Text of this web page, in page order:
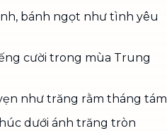
bánh ngọt như tình yêu
cười trong mùa Trung
như trăng rằm tháng tám
dưới ánh trăng tròn